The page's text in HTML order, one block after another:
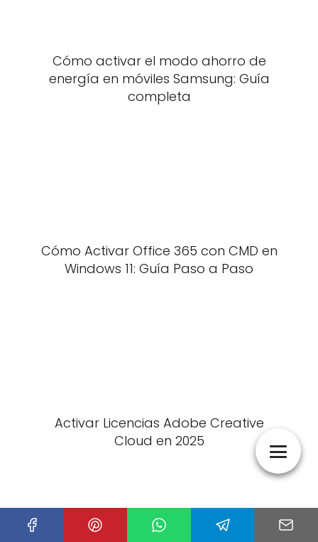
Cómo activar el modo ahorro de
energía en móviles Samsung: Guía
completa
Cómo Activar Office 365 con CMD en
Windows 11: Guía Paso a Paso
Activar Licencias Adobe Creative
Cloud en 2025